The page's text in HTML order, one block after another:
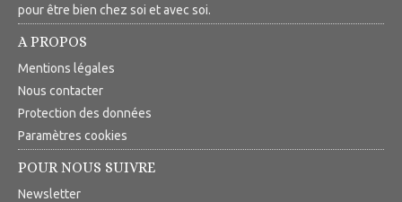
pour être bien chez soi et avec soi.
A PROPOS
Mentions légales
Nous contacter
Protection des données
Paramètres cookies
POUR NOUS SUIVRE
Newsletter